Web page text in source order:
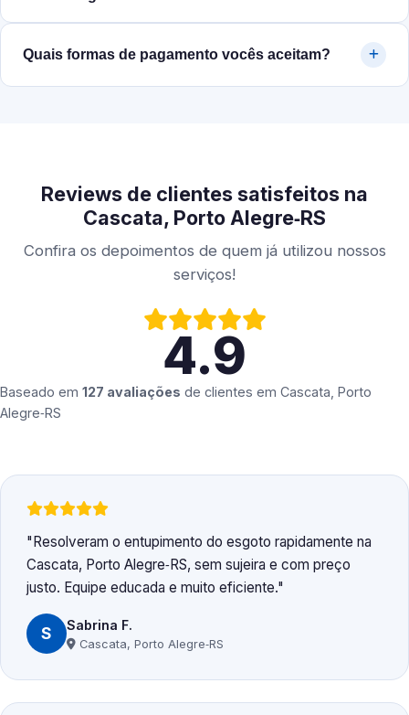
Quais formas de pagamento vocês aceitam?
Reviews de clientes satisfeitos na
Cascata, Porto Alegre‑RS
Confira os depoimentos de quem já utilizou nossos
serviços!
4.9
Baseado em 127 avaliações de clientes em Cascata, Porto
Alegre‑RS
Resolveram o entupimento do esgoto rapidamente na
Cascata, Porto Alegre‑RS, sem sujeira e com preço
justo. Equipe educada e muito eficiente.
S Sabrina F.
Cascata, Porto Alegre‑RS